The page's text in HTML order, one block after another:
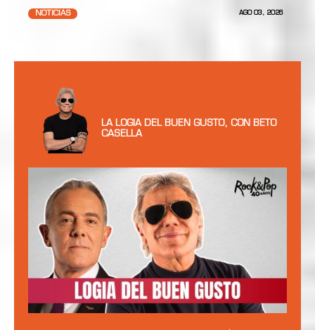
NOTICIAS AGO 03, 2026
LA LOGIA DEL BUEN GUSTO, CON BETO
CASELLA